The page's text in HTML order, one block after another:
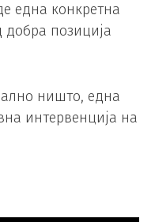
една конкретна
добра позиција
ништо, една
интервенција на